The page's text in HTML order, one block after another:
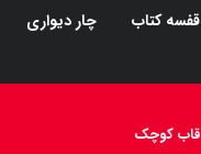
قفسه کتاب چار دیواری
قاب کوچک